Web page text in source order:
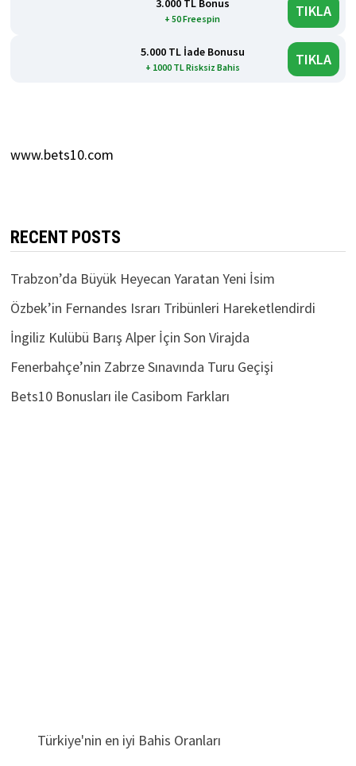
3.000 TL Bonus
+ 50 Freespin TIKLA
5.000 TL İade Bonusu TIKLA
RECENT POSTS
Trabzon’da Büyük Heyecan Yaratan Yeni İsim
İngiliz Kulübü Barış Alper İçin Son Virajda
Fenerbahçe’nin Zabrze Sınavında Turu Geçişi
Türkiye'nin en iyi Bahis Oranları